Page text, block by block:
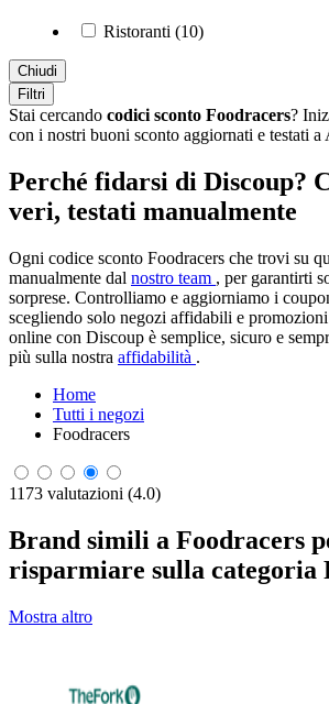
Ristoranti (10)
Chiudi
Filtri
Stai cercando codici sconto Foodracers?
con i nostri buoni sconto aggiornati e testati a
Perché fidarsi di Discoup?
veri, testati manualmente
Ogni codice sconto Foodracers che trovi su
manualmente dal nostro team , per garantirti
sorprese. Controlliamo e aggiorniamo i
scegliendo solo negozi affidabili e
online con Discoup è semplice, sicuro e
più sulla nostra affidabilità .
Home
Tutti i negozi
Foodracers
1173 valutazioni (4.0)
Brand simili a Foodracers
risparmiare sulla categoria
Mostra altro